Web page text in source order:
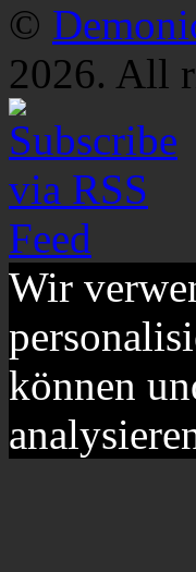
©
2026. All
Wir
können